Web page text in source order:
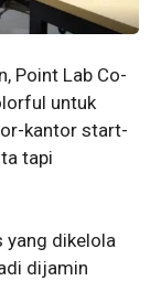
Point Lab Co-
untuk
kantor start-
tapi
yang dikelola
dijamin